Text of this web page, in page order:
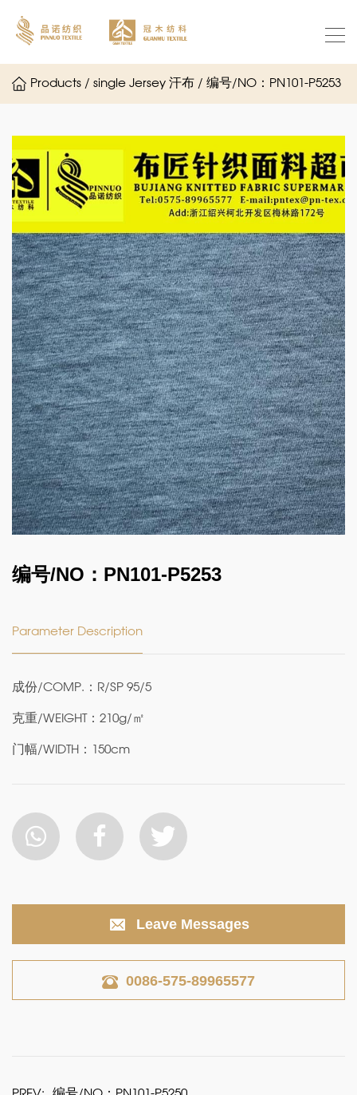
Products / single Jersey 汗布 / 编号/NO：PN101-P5253
编号/NO：PN101-P5253
Parameter Description
成份/COMP.：R/SP 95/5
克重/WEIGHT：210g/㎡
门幅/WIDTH：150cm
Leave Messages
0086-575-89965577